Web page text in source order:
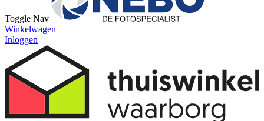
Toggle Nav
Winkelwagen
Inloggen